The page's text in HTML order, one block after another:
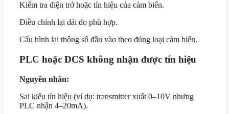
Kiểm tra điện trở hoặc tín hiệu của cảm biến.
Điều chỉnh lại dải đo phù hợp.
Cấu hình lại thông số đầu vào theo đúng loại cảm biến.
PLC hoặc DCS không nhận được tín hiệu
Nguyên nhân:
Sai kiểu tín hiệu (ví dụ: transmitter xuất 0–10V nhưng
PLC nhận 4–20mA).